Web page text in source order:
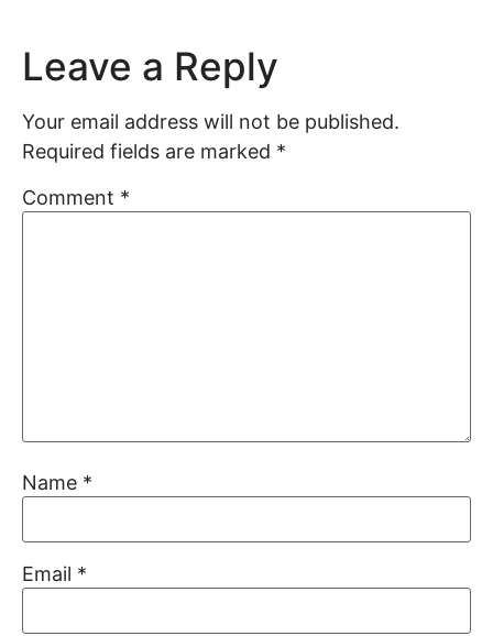
Leave a Reply
Your email address will not be published.
Required fields are marked *
Comment *
Name *
Email *